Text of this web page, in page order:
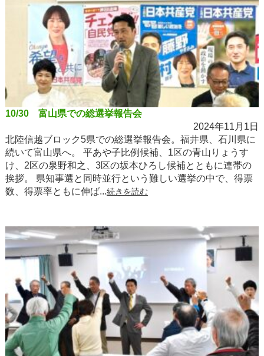
10/30 富山県での総選挙報告会
2024年11月1日
北陸信越ブロック5県での総選挙報告会。福井県、石川県に
続いて富山県へ。 平あや子比例候補、1区の青山りょうす
け、2区の泉野和之、3区の坂本ひろし候補とともに連帯の
挨拶。 県知事選と同時並行という難しい選挙の中で、得票
数、得票率ともに伸ば...続きを読む